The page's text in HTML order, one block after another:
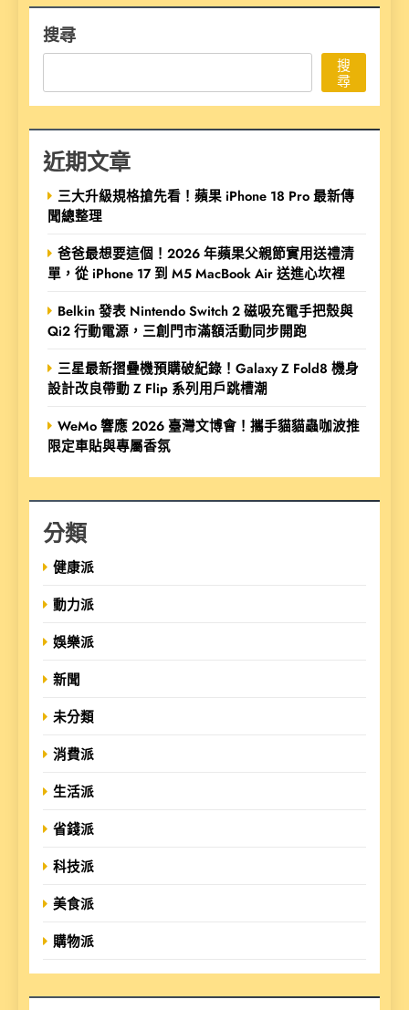
搜尋
搜
尋
近期文章
三大升級規格搶先看！蘋果 iPhone 18 Pro 最新傳
聞總整理
爸爸最想要這個！2026 年蘋果父親節實用送禮清
單，從 iPhone 17 到 M5 MacBook Air 送進心坎裡
Belkin 發表 Nintendo Switch 2 磁吸充電手把殼與
Qi2 行動電源，三創門市滿額活動同步開跑
三星最新摺疊機預購破紀錄！Galaxy Z Fold8 機身
設計改良帶動 Z Flip 系列用戶跳槽潮
WeMo 響應 2026 臺灣文博會！攜手貓貓蟲咖波推
限定車貼與專屬香氛
分類
健康派
動力派
娛樂派
新聞
未分類
消費派
生活派
省錢派
科技派
美食派
購物派